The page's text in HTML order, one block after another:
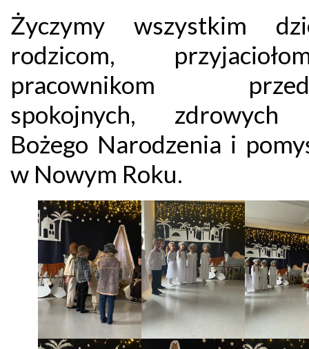
Życzymy wszystkim
rodzicom,
pracownikom
spokojnych, zdrowych
Bożego Narodzenia i
w Nowym Roku.